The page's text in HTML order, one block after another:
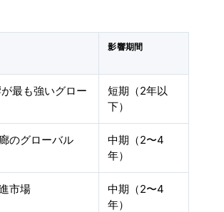
影響期間
最も強いグロー
短期（2年以
下）
のグローバル
中期（2〜4
年）
市場
中期（2〜4
年）